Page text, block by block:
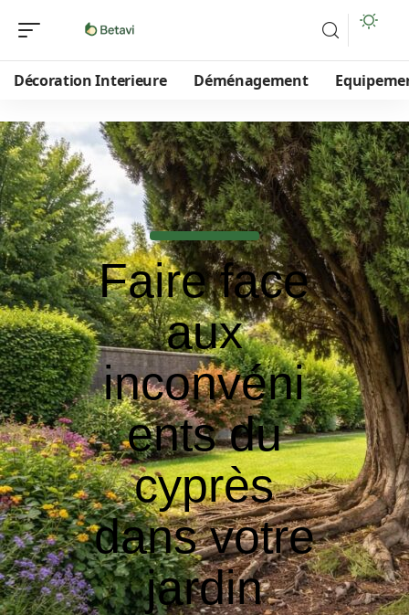
Décoration Interieure Déménagement
Faire face
aux
inconvéni
ents du
cyprès
dans votre
jardin